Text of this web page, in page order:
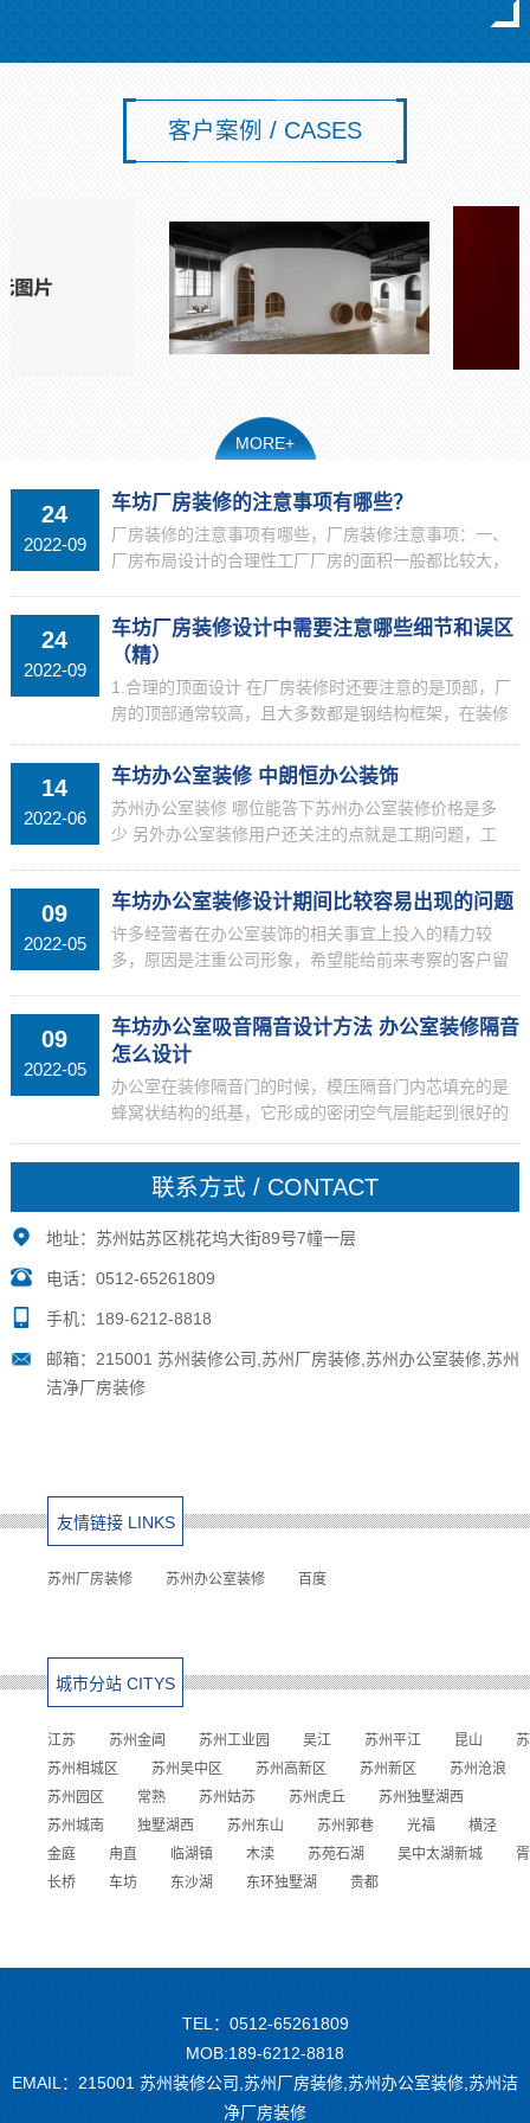
客户案例 / CASES
MORE+
24
2022-09
车坊厂房装修的注意事项有哪些？
厂房装修的注意事项有哪些，厂房装修注意事项：一、
厂房布局设计的合理性工厂厂房的面积一般都比较大，
非常重要，因为要保证厂房的生产环境良好的通风必不
可少，因...
24
2022-09
车坊厂房装修设计中需要注意哪些细节和误区
（精）
1.合理的顶面设计 在厂房装修时还要注意的是顶部，厂
房的顶部通常较高，且大多数都是钢结构框架，在装修
排，因为这些都是厂房装修中必要的硬件设施，尤其
是...
14
2022-06
车坊办公室装修 中朗恒办公装饰
苏州办公室装修 哪位能答下苏州办公室装修价格是多
少 另外办公室装修用户还关注的点就是工期问题，工
房租成本，少赚钱，还有就是问题，消防工期不仅要短
而且要一...
09
2022-05
车坊办公室装修设计期间比较容易出现的问题
许多经营者在办公室装饰的相关事宜上投入的精力较
多，原因是注重公司形象，希望能给前来考察的客户留
探究爱好，究竟谁也不希望拿到的价格远超出行业标
准，使得本钱...
09
2022-05
车坊办公室吸音隔音设计方法 办公室装修隔音
怎么设计
办公室在装修隔音门的时候，模压隔音门内芯填充的是
蜂窝状结构的纸基，它形成的密闭空气层能起到很好的
打几个隔断，隔音效果很差。而对于实木门和实木复合
门来说，...
联系方式 / CONTACT
地址：苏州姑苏区桃花坞大街89号7幢一层
电话：0512-65261809
手机：189-6212-8818
邮箱：215001 苏州装修公司,苏州厂房装修,苏州办公室装修,苏州
洁净厂房装修
友情链接 LINKS
苏州厂房装修 苏州办公室装修 百度
城市分站 CITYS
江苏 苏州金阊 苏州工业园 吴江 苏州平江 昆山
苏州相城区
苏州吴中区 苏州高新区 苏州新区
苏州沧浪
苏州园区
常熟 苏州姑苏 苏州虎丘
苏州独墅湖西
苏州城南
独墅湖西 苏州东山 苏州郭巷 光福
横泾
金庭
甪直 临湖镇 木渎 苏苑石湖 吴中太湖新城
长桥
车坊 东沙湖 东环独墅湖 贵都
TEL：0512-65261809
MOB:189-6212-8818
EMAIL：215001 苏州装修公司,苏州厂房装修,苏州办公室装修,苏州洁
净厂房装修